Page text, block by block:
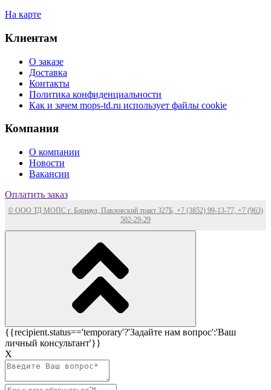
На карте
Клиентам
О заказе
Доставка
Контакты
Политика конфиденциальности
Как и зачем mops-td.ru использует файлы cookie
Компания
О компании
Новости
Вакансии
Оплатить заказ
© ООО ТД МОПС г. Барнаул, Павловский тракт 327Б, +7 (3852) 99-13-77, +7 (963)
502-29-29
{{recipient.status=='temporary'?'Задайте нам вопрос':'Ваш
личный консультант'}}
Х